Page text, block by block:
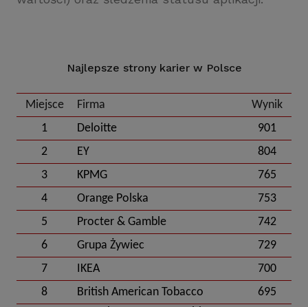
Najlepsze strony karier w Polsce
Miejsce Firma
Wynik
1
Deloitte
901
2
EY
804
3
KPMG
765
4
Orange Polska
753
5
Procter & Gamble
742
6
Grupa Żywiec
729
7
IKEA
700
8
British American Tobacco
695